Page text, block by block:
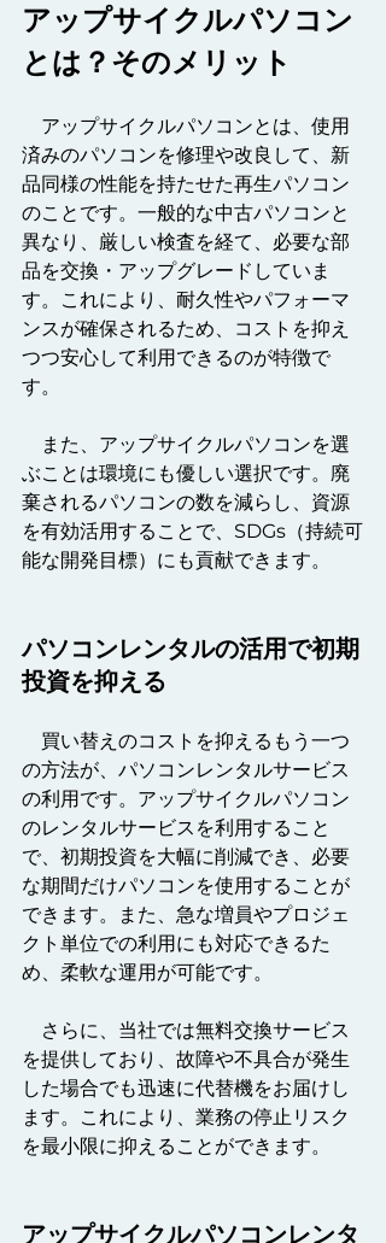
アップサイクルパソコン
とは？そのメリット
アップサイクルパソコンとは、使用
済みのパソコンを修理や改良して、新
品同様の性能を持たせた再生パソコン
のことです。一般的な中古パソコンと
異なり、厳しい検査を経て、必要な部
品を交換・アップグレードしていま
す。これにより、耐久性やパフォーマ
ンスが確保されるため、コストを抑え
つつ安心して利用できるのが特徴で
す。
また、アップサイクルパソコンを選
ぶことは環境にも優しい選択です。廃
棄されるパソコンの数を減らし、資源
を有効活用することで、SDGs（持続可
能な開発目標）にも貢献できます。
パソコンレンタルの活用で初期
投資を抑える
買い替えのコストを抑えるもう一つ
の方法が、パソコンレンタルサービス
の利用です。アップサイクルパソコン
のレンタルサービスを利用すること
で、初期投資を大幅に削減でき、必要
な期間だけパソコンを使用することが
できます。また、急な増員やプロジェ
クト単位での利用にも対応できるた
め、柔軟な運用が可能です。
さらに、当社では無料交換サービス
を提供しており、故障や不具合が発生
した場合でも迅速に代替機をお届けし
ます。これにより、業務の停止リスク
を最小限に抑えることができます。
アップサイクルパソコンレンタ